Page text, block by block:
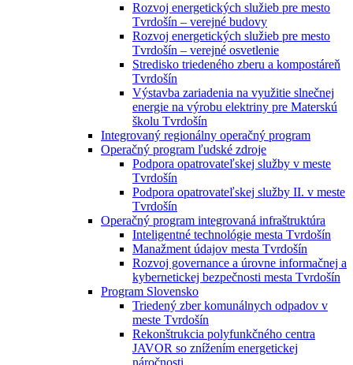
Rozvoj energetických služieb pre mesto
Tvrdošín – verejné budovy
Rozvoj energetických služieb pre mesto
Tvrdošín – verejné osvetlenie
Stredisko triedeného zberu a kompostáreň
Tvrdošín
Výstavba zariadenia na využitie slnečnej
energie na výrobu elektriny pre Materskú
školu Tvrdošín
Integrovaný regionálny operačný program
Operačný program ľudské zdroje
Podpora opatrovateľskej služby v meste
Tvrdošín
Podpora opatrovateľskej služby II. v meste
Tvrdošín
Operačný program integrovaná infraštruktúra
Inteligentné technológie mesta Tvrdošín
Manažment údajov mesta Tvrdošín
Rozvoj governance a úrovne informačnej a
kybernetickej bezpečnosti mesta Tvrdošín
Program Slovensko
Triedený zber komunálnych odpadov v
meste Tvrdošín
Rekonštrukcia polyfunkčného centra
JAVOR so znížením energetickej
náročnosti